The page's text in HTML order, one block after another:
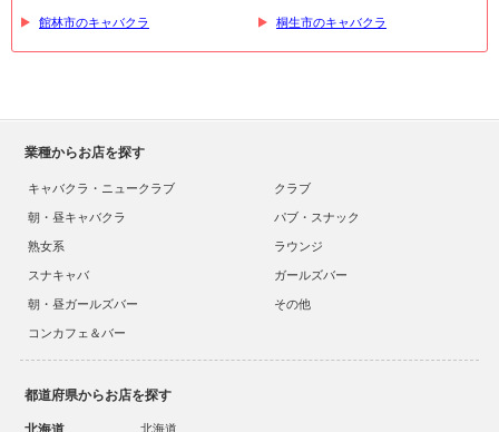
館林市のキャバクラ 桐生市のキャバクラ
業種からお店を探す
キャバクラ・ニュークラブ
クラブ
朝・昼キャバクラ
パブ・スナック
熟女系
ラウンジ
スナキャバ
ガールズバー
朝・昼ガールズバー
その他
コンカフェ＆バー
都道府県からお店を探す